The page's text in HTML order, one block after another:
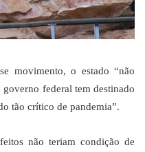
movimento, o estado “não
governo federal tem destinado
tão crítico de pandemia”.
não teriam condição de